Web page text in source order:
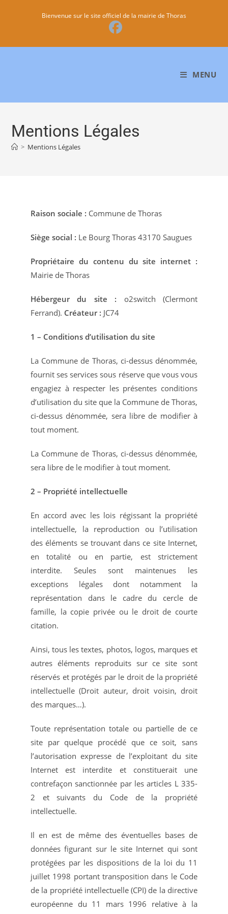
Bienvenue sur le site officiel de la mairie de Thoras
MENU
Mentions Légales
> Mentions Légales
Raison sociale : Commune de Thoras
Siège social : Le Bourg Thoras 43170 Saugues
Propriétaire du contenu du site internet :
Mairie de Thoras
Hébergeur du site : o2switch (Clermont
Ferrand). Créateur : JC74
1 – Conditions d’utilisation du site
La Commune de Thoras, ci-dessus dénommée,
fournit ses services sous réserve que vous vous
engagiez à respecter les présentes conditions
d’utilisation du site que la Commune de Thoras,
ci-dessus dénommée, sera libre de modifier à
tout moment.
La Commune de Thoras, ci-dessus dénommée,
sera libre de le modifier à tout moment.
2 – Propriété intellectuelle
En accord avec les lois régissant la propriété
intellectuelle, la reproduction ou l’utilisation
des éléments se trouvant dans ce site Internet,
en totalité ou en partie, est strictement
interdite. Seules sont maintenues les
exceptions légales dont notamment la
représentation dans le cadre du cercle de
famille, la copie privée ou le droit de courte
citation.
Ainsi, tous les textes, photos, logos, marques et
autres éléments reproduits sur ce site sont
réservés et protégés par le droit de la propriété
intellectuelle (Droit auteur, droit voisin, droit
des marques…).
Toute représentation totale ou partielle de ce
site par quelque procédé que ce soit, sans
l’autorisation expresse de l’exploitant du site
Internet est interdite et constituerait une
contrefaçon sanctionnée par les articles L 335-
2 et suivants du Code de la propriété
intellectuelle.
Il en est de même des éventuelles bases de
données figurant sur le site Internet qui sont
protégées par les dispositions de la loi du 11
juillet 1998 portant transposition dans le Code
de la propriété intellectuelle (CPI) de la directive
européenne du 11 mars 1996 relative à la